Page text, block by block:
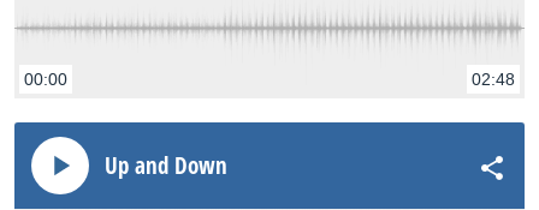
Soft/hard/mono flanges, rotors, including styles from
TC Electronic’s Vortex Flanger
Octaver
Play bass! +/- 2 octaves in semitone increments.
00:00 02:48
Up and Down